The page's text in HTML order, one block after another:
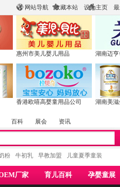
网站导航 收藏本站 设为主页
惠州市美儿婴儿用品 湖南迈
香港欧嘻高婴童用品公司 湖南美滋
百科 展会 资讯
粉 牛初乳 早教加盟 儿童夏季童装
厂家 育儿百科 孕婴童展